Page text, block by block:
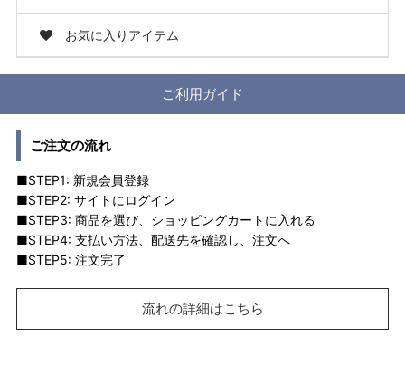
お気に入りアイテム
ご利用ガイド
ご注文の流れ
■STEP1: 新規会員登録
■STEP2: サイトにログイン
■STEP3: 商品を選び、ショッピングカートに入れる
■STEP4: 支払い方法、配送先を確認し、注文へ
■STEP5: 注文完了
流れの詳細はこちら